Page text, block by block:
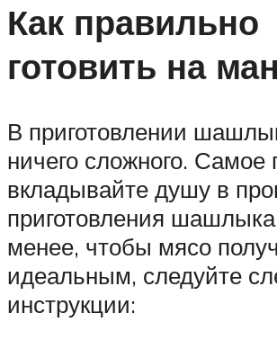
Как правильно
готовить на
В приготовлении
ничего сложного. Самое
вкладывайте душу в
приготовления
менее, чтобы мясо
идеальным, следуйте
инструкции: